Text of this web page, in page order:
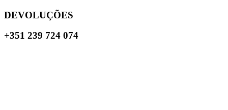
DEVOLUÇÕES
+351 239 724 074